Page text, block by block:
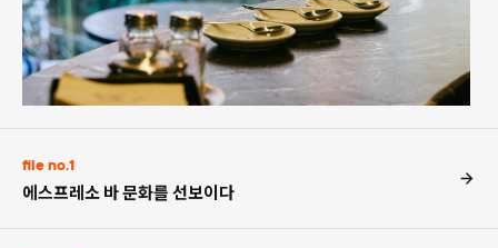
file no.1
에스프레소 바 문화를 선보이다